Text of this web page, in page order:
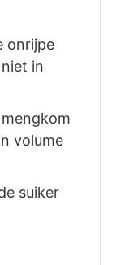
onrijpe
in
volume
suiker